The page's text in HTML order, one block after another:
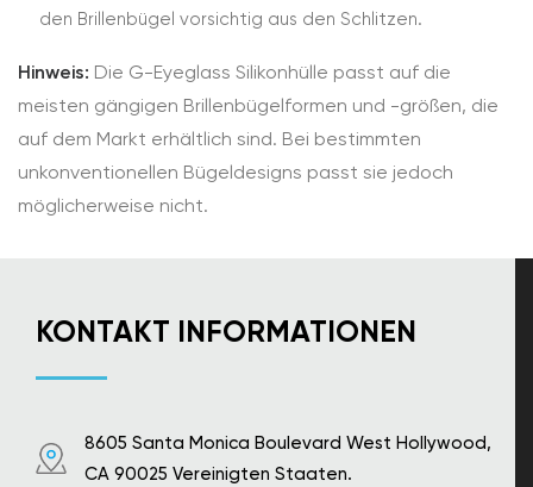
den Brillenbügel vorsichtig aus den Schlitzen.
Hinweis: Die G-Eyeglass Silikonhülle passt auf die
meisten gängigen Brillenbügelformen und -größen, die
auf dem Markt erhältlich sind. Bei bestimmten
unkonventionellen Bügeldesigns passt sie jedoch
möglicherweise nicht.
KONTAKT INFORMATIONEN
8605 Santa Monica Boulevard West Hollywood,
CA 90025 Vereinigten Staaten.